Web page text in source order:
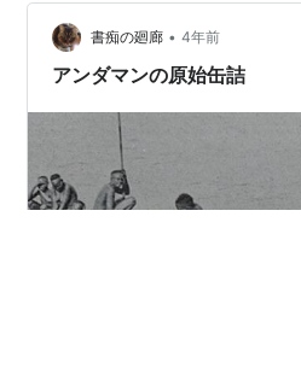
書痴の廻廊 • 4年前
アンダマンの原始缶詰